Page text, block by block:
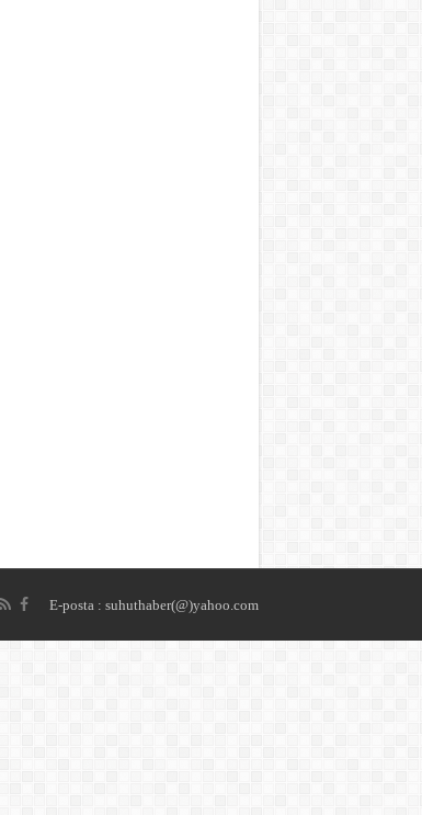
E-posta : suhuthaber(@)yahoo.com